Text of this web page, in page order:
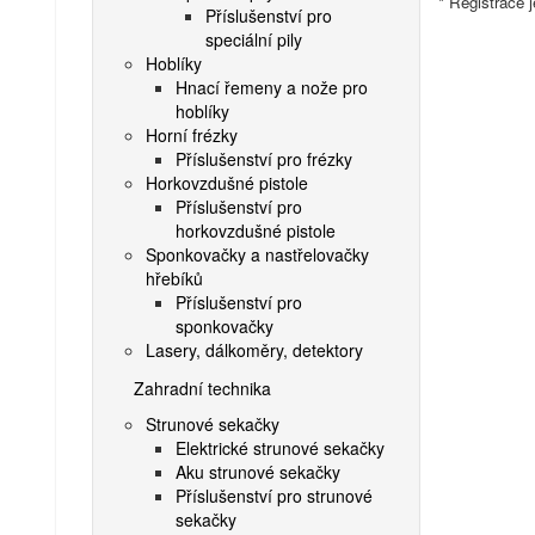
Příslušenství pro
speciální pily
Hoblíky
Hnací řemeny a nože pro
hoblíky
Horní frézky
Příslušenství pro frézky
Horkovzdušné pistole
Příslušenství pro
horkovzdušné pistole
Sponkovačky a nastřelovačky
hřebíků
Příslušenství pro
sponkovačky
Lasery, dálkoměry, detektory
Zahradní technika
Strunové sekačky
Elektrické strunové sekačky
Aku strunové sekačky
Příslušenství pro strunové
sekačky